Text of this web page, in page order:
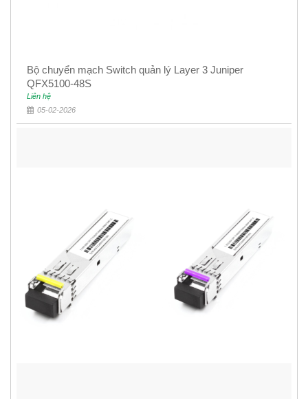
Bộ chuyển mạch Switch quản lý Layer 3 Juniper
QFX5100-48S
Liên hệ
05-02-2026